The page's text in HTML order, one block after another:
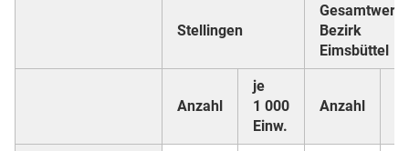
Stellingen
Gesamtwert
Bezirk
Eimsbüttel
Anzahl
je
1 000
Einw.
Anzahl